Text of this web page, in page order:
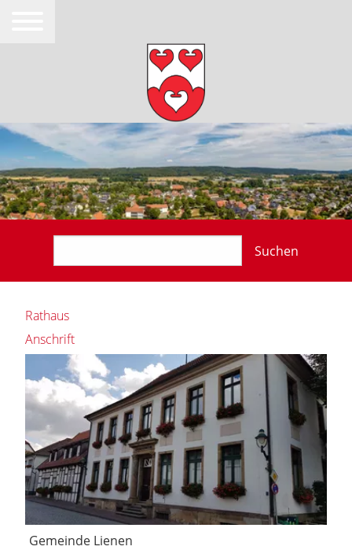
Suchen
Rathaus
Anschrift
Gemeinde Lienen